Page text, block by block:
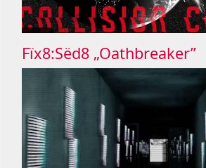
Fïx8:Sëd8 „Oathbreaker”